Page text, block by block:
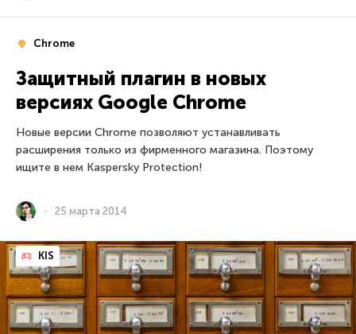
Chrome
Защитный плагин в новых
версиях Google Chrome
Новые версии Chrome позволяют устанавливать
расширения только из фирменного магазина. Поэтому
ищите в нем Kaspersky Protection!
25 марта 2014
KIS